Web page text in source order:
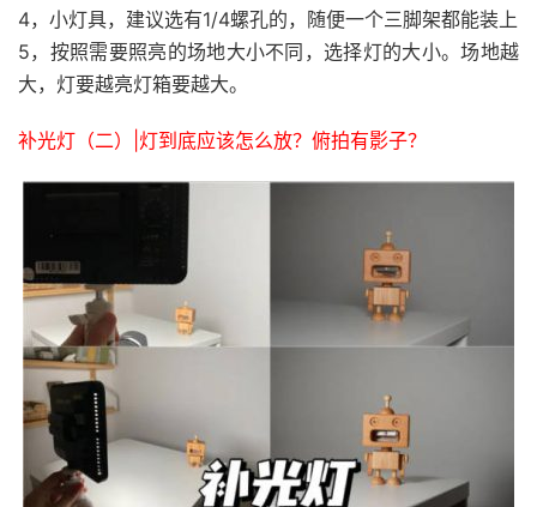
4，小灯具，建议选有1/4螺孔的，随便一个三脚架都能装上
5，按照需要照亮的场地大小不同，选择灯的大小。场地越
大，灯要越亮灯箱要越大。
补光灯（二）|灯到底应该怎么放？俯拍有影子？